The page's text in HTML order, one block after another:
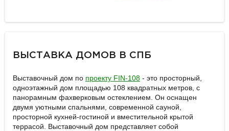
ВЫСТАВКА ДОМОВ В СПБ
Выставочный дом по проекту FIN-108 - это просторный,
одноэтажный дом площадью 108 квадратных метров, с
панорамным фахверковым остеклением. Он оснащен
двумя уютными спальнями, современной сауной,
просторной кухней-гостиной и вместительной крытой
террасой. Выставочный дом представляет собой